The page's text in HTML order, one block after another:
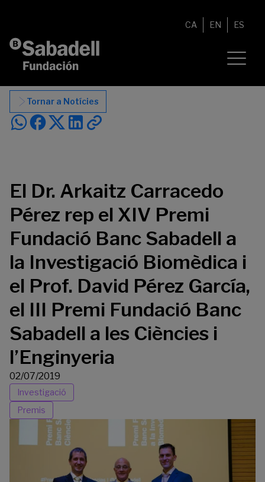
CA EN ES
Tornar a Notícies
El Dr. Arkaitz Carracedo
Pérez rep el XIV Premi
Fundació Banc Sabadell a
la Investigació Biomèdica i
el Prof. David Pérez García,
el III Premi Fundació Banc
Sabadell a les Ciències i
l’Enginyeria
02/07/2019
Investigació
Premis